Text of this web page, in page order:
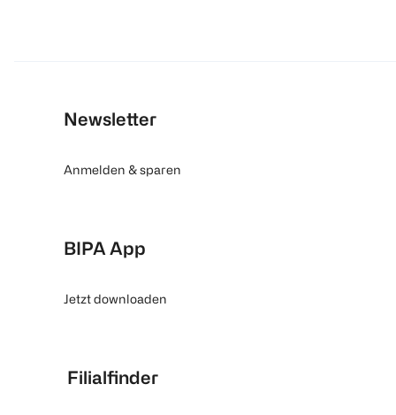
Newsletter
Anmelden & sparen
BIPA App
Jetzt downloaden
Filialfinder